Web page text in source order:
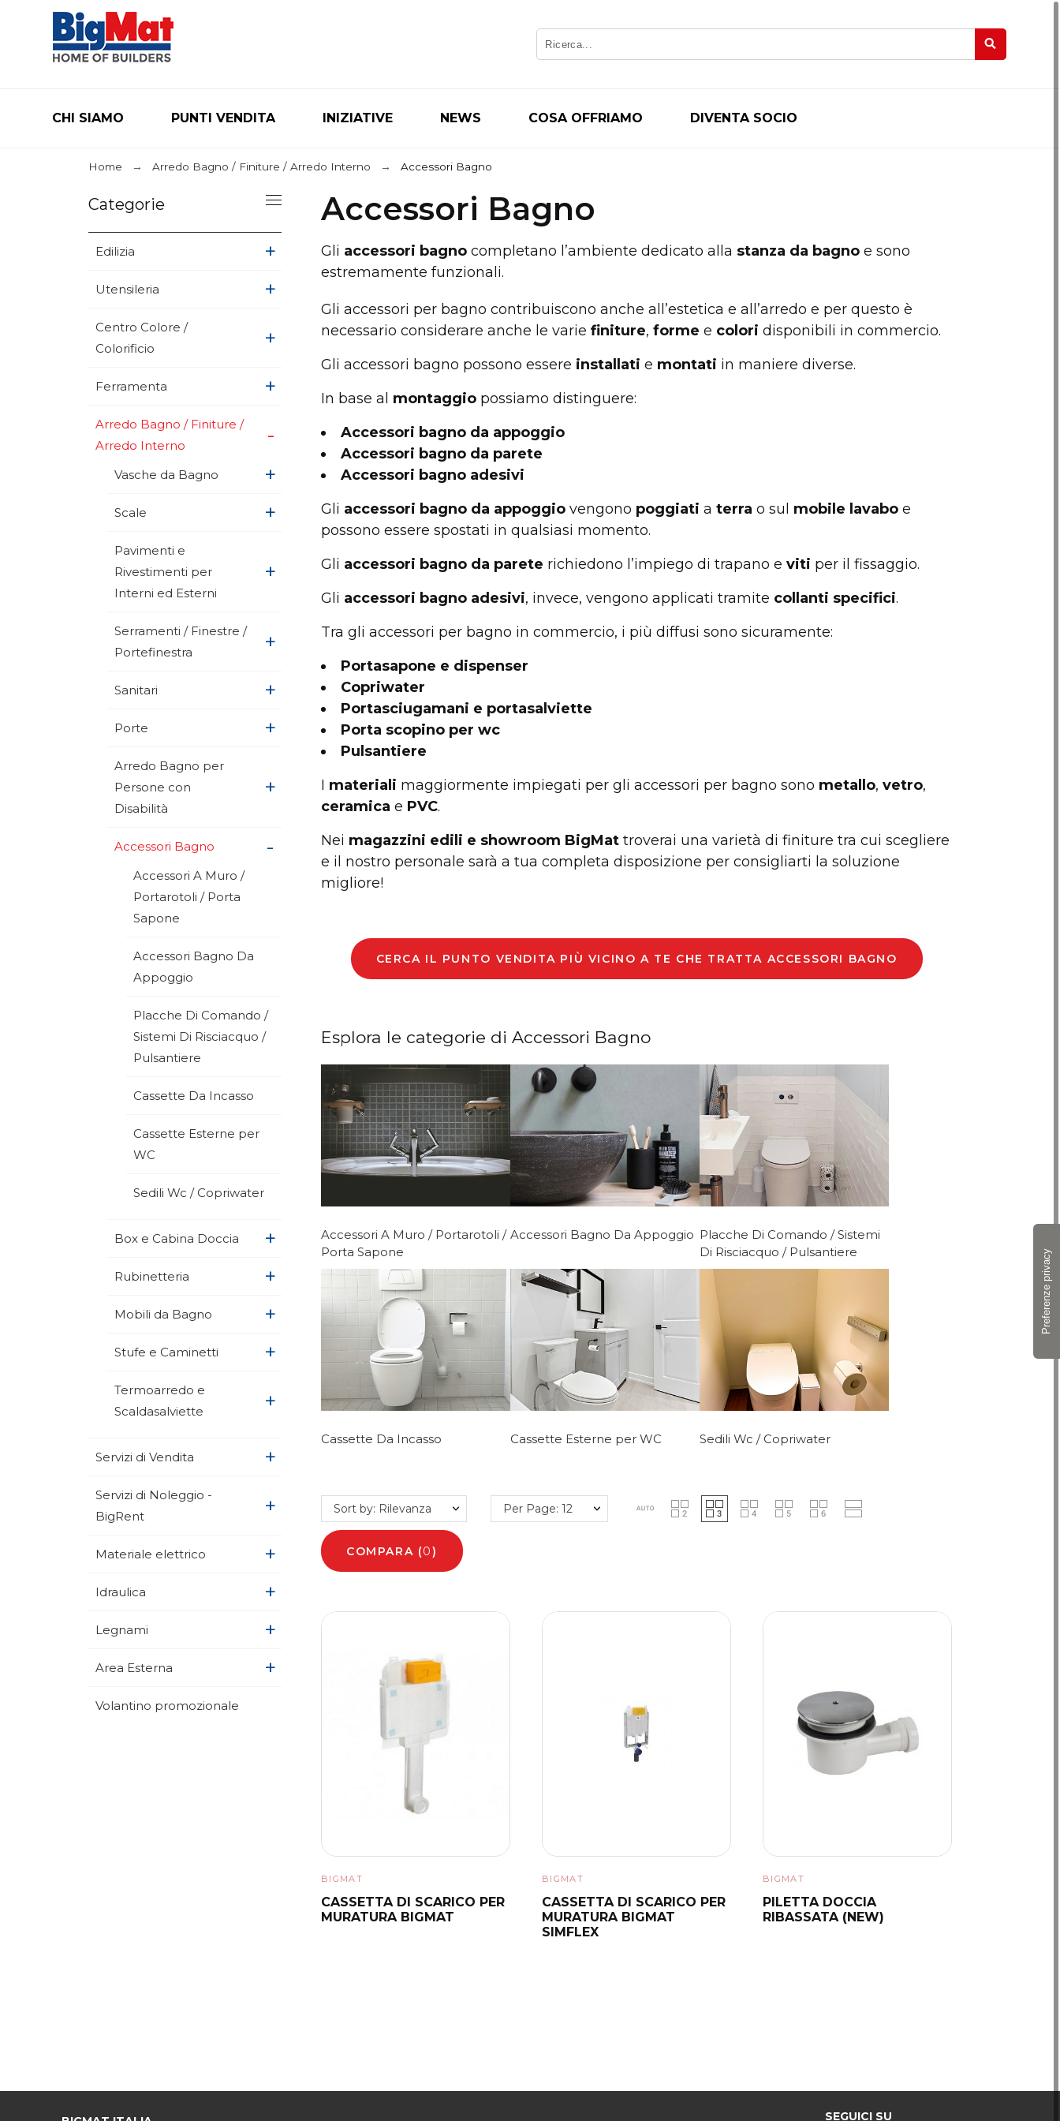
CHI SIAMO PUNTI VENDITA INIZIATIVE NEWS COSA OFFRIAMO DIVENTA SOCIO
Home Arredo Bagno / Finiture / Arredo Interno Accessori Bagno
Categorie
Edilizia +
Utensileria +
Centro Colore /
Colorificio
+
Ferramenta +
Arredo Bagno / Finiture /
Arredo Interno
+
Vasche da Bagno +
Scale +
Pavimenti e
Rivestimenti per
Interni ed Esterni
+
Serramenti / Finestre /
Portefinestra
+
Sanitari +
Porte +
Arredo Bagno per
Persone con
Disabilità
+
Accessori Bagno +
Accessori A Muro /
Portarotoli / Porta
Sapone
Accessori Bagno Da
Appoggio
Placche Di Comando /
Sistemi Di Risciacquo /
Pulsantiere
Cassette Da Incasso
Cassette Esterne per
WC
Sedili Wc / Copriwater
Box e Cabina Doccia +
Rubinetteria +
Mobili da Bagno +
Stufe e Caminetti +
Termoarredo e
Scaldasalviette
+
Servizi di Vendita +
Servizi di Noleggio -
BigRent
+
Materiale elettrico +
Idraulica +
Legnami +
Area Esterna +
Volantino promozionale
Accessori Bagno
Gli accessori bagno completano l’ambiente dedicato alla stanza da bagno e sono
estremamente funzionali.
Gli accessori per bagno contribuiscono anche all’estetica e all’arredo e per questo è
necessario considerare anche le varie finiture, forme e colori disponibili in commercio.
Gli accessori bagno possono essere installati e montati in maniere diverse.
In base al montaggio possiamo distinguere:
Accessori bagno da appoggio
Accessori bagno da parete
Accessori bagno adesivi
Gli accessori bagno da appoggio vengono poggiati a terra o sul mobile lavabo e
possono essere spostati in qualsiasi momento.
Gli accessori bagno da parete richiedono l’impiego di trapano e viti per il fissaggio.
Gli accessori bagno adesivi, invece, vengono applicati tramite collanti specifici.
Tra gli accessori per bagno in commercio, i più diffusi sono sicuramente:
Portasapone e dispenser
Copriwater
Portasciugamani e portasalviette
Porta scopino per wc
Pulsantiere
I materiali maggiormente impiegati per gli accessori per bagno sono metallo, vetro,
ceramica e PVC.
Nei magazzini edili e showroom BigMat troverai una varietà di finiture tra cui scegliere
e il nostro personale sarà a tua completa disposizione per consigliarti la soluzione
migliore!
CERCA IL PUNTO VENDITA PIÙ VICINO A TE CHE TRATTA ACCESSORI BAGNO
Esplora le categorie di Accessori Bagno
Accessori A Muro / Portarotoli /
Porta Sapone
Accessori Bagno Da Appoggio
Placche Di Comando / Sistemi
Di Risciacquo / Pulsantiere
Cassette Da Incasso Cassette Esterne per WC Sedili Wc / Copriwater
Sort by: Rilevanza
COMPARA (0)
Per Page: 12
BIGMAT
CASSETTA DI SCARICO PER
MURATURA BIGMAT
BIGMAT
CASSETTA DI SCARICO PER
MURATURA BIGMAT
SIMFLEX
BIGMAT
PILETTA DOCCIA
RIBASSATA (NEW)
SEGUICI SU